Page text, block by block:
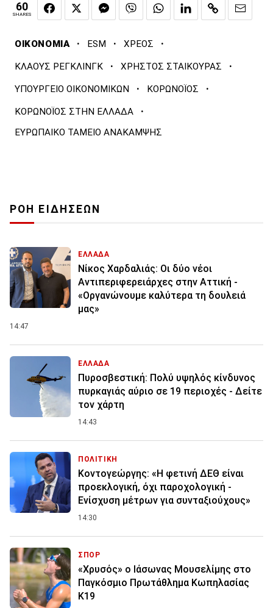
60
SHARES
ΟΙΚΟΝΟΜΙΑ · ESM · ΧΡΕΟΣ ·
ΚΛΑΟΥΣ ΡΕΓΚΛΙΝΓΚ · ΧΡΗΣΤΟΣ ΣΤΑΙΚΟΥΡΑΣ ·
ΥΠΟΥΡΓΕΙΟ ΟΙΚΟΝΟΜΙΚΩΝ · ΚΟΡΩΝΟΪΟΣ ·
ΚΟΡΩΝΟΪΟΣ ΣΤΗΝ ΕΛΛΑΔΑ ·
ΕΥΡΩΠΑΙΚΟ ΤΑΜΕΙΟ ΑΝΑΚΑΜΨΗΣ
ΡΟΗ ΕΙΔΗΣΕΩΝ
ΕΛΛΑΔΑ
Νίκος Χαρδαλιάς: Οι δύο νέοι
Αντιπεριφερειάρχες στην Αττική -
«Οργανώνουμε καλύτερα τη δουλειά
μας»
14:47
ΕΛΛΑΔΑ
Πυροσβεστική: Πολύ υψηλός κίνδυνος
πυρκαγιάς αύριο σε 19 περιοχές - Δείτε
τον χάρτη
14:43
ΠΟΛΙΤΙΚΗ
Κοντογεώργης: «Η φετινή ΔΕΘ είναι
προεκλογική, όχι παροχολογική -
Ενίσχυση μέτρων για συνταξιούχους»
14:30
ΣΠΟΡ
«Χρυσός» ο Ιάσωνας Μουσελίμης στο
Παγκόσμιο Πρωτάθλημα Κωπηλασίας
Κ19